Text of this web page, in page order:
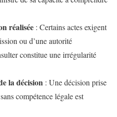
réalisée : Certains actes exigent
ou d’une autorité
constitue une irrégularité
la décision : Une décision prise
compétence légale est